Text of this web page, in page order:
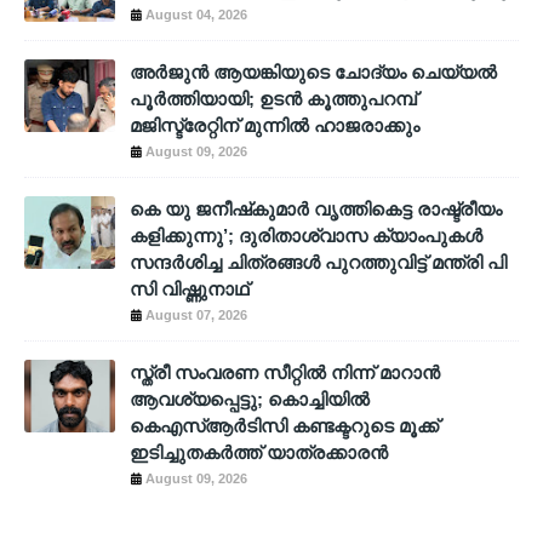
August 04, 2026
അര്‍ജുന്‍ ആയങ്കിയുടെ ചോദ്യം ചെയ്യല്‍
പൂര്‍ത്തിയായി; ഉടന്‍ കൂത്തുപറമ്പ്
മജിസ്ട്രേറ്റിന് മുന്നില്‍ ഹാജരാക്കും
August 09, 2026
കെ യു ജനീഷ്‌കുമാര്‍ വൃത്തികെട്ട രാഷ്ട്രീയം
കളിക്കുന്നു’; ദുരിതാശ്വാസ ക്യാംപുകള്‍
സന്ദര്‍ശിച്ച ചിത്രങ്ങള്‍ പുറത്തുവിട്ട് മന്ത്രി പി
സി വിഷ്ണുനാഥ്
August 07, 2026
സ്ത്രീ സംവരണ സീറ്റിൽ നിന്ന് മാറാൻ
ആവശ്യപ്പെട്ടു; കൊച്ചിയിൽ
കെഎസ്ആർടിസി കണ്ടക്ടറുടെ മൂക്ക്
ഇടിച്ചുതകർത്ത് യാത്രക്കാരൻ
August 09, 2026